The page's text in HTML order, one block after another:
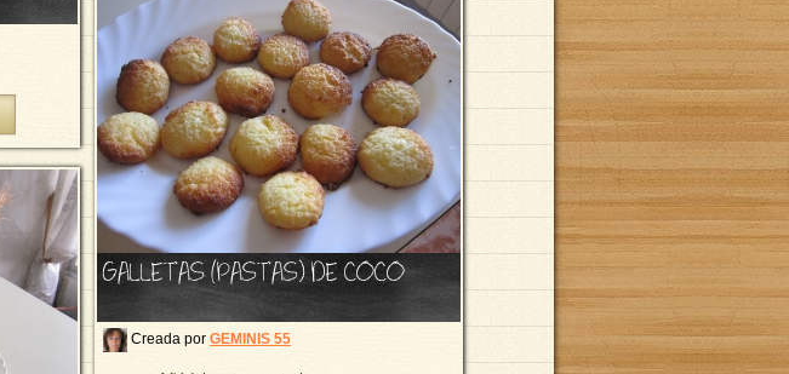
GALLETAS (PASTAS) DE COCO
Creada por GEMINIS 55